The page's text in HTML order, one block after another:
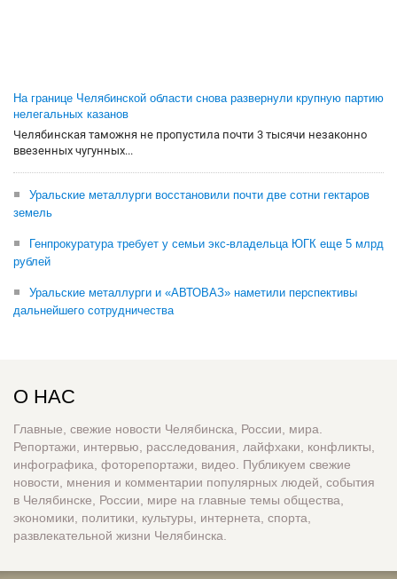
На границе Челябинской области снова развернули крупную партию
нелегальных казанов
Челябинская таможня не пропустила почти 3 тысячи незаконно
ввезенных чугунных...
Уральские металлурги восстановили почти две сотни гектаров
земель
Генпрокуратура требует у семьи экс-владельца ЮГК еще 5 млрд
рублей
Уральские металлурги и «АВТОВАЗ» наметили перспективы
дальнейшего сотрудничества
О НАС
Главные, свежие новости Челябинска, России, мира.
Репортажи, интервью, расследования, лайфхаки, конфликты,
инфографика, фоторепортажи, видео. Публикуем свежие
новости, мнения и комментарии популярных людей, события
в Челябинске, России, мире на главные темы общества,
экономики, политики, культуры, интернета, спорта,
развлекательной жизни Челябинска.